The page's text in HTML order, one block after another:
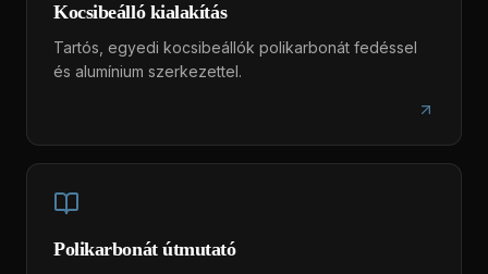
Kocsibeálló kialakítás
Tartós, egyedi kocsibeállók polikarbonát fedéssel
és alumínium szerkezettel.
Polikarbonát útmutató